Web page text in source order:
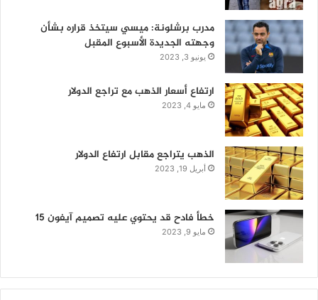
مدرب برشلونة: ميسي سيتخذ قراره بشأن
وجهته الجديدة الأسبوع المقبل
يونيو 3, 2023
ارتفاع أسعار الذهب مع تراجع الدولار
مايو 4, 2023
الذهب يتراجع مقابل ارتفاع الدولار
أبريل 19, 2023
خطأ فادح قد يحتوي عليه تصميم آيفون 15
مايو 9, 2023